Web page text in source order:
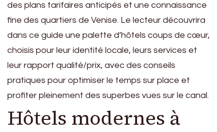
des plans tarifaires anticipés et une connaissance
fine des quartiers de Venise. Le lecteur découvrira
dans ce guide une palette d’hôtels coups de cœur,
choisis pour leur identité locale, leurs services et
leur rapport qualité/prix, avec des conseils
pratiques pour optimiser le temps sur place et
profiter pleinement des superbes vues sur le canal.
Hôtels modernes à